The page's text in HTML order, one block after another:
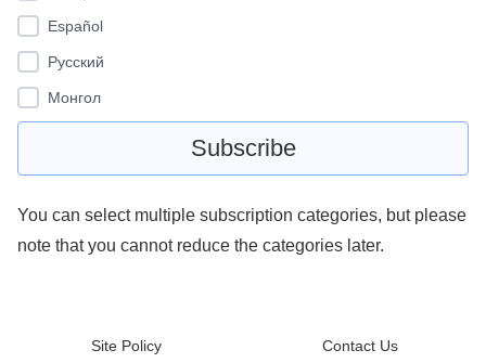
Español
Pусский
Монгол
You can select multiple subscription categories, but please
note that you cannot reduce the categories later.
Site Policy Contact Us